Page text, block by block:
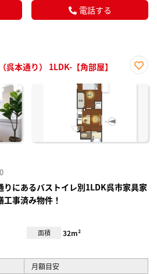
電話する
本通り） 1LDK-【角部屋】
に入
にあるバストイレ別1LDK呉市家具家
事済み物件！
面積 32m²
月額目安